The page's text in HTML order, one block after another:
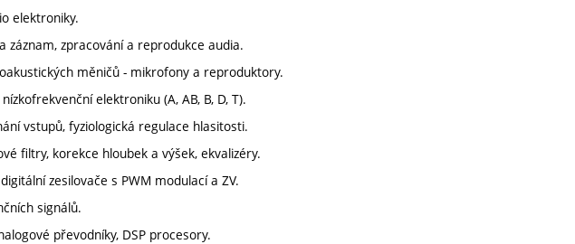
elektroniky.
záznam, zpracování a reprodukce audia.
měničů - mikrofony a reproduktory.
elektroniku (A, AB, B, D, T).
vstupů, fyziologická regulace hlasitosti.
filtry, korekce hloubek a výšek, ekvalizéry.
zesilovače s PWM modulací a ZV.
signálů.
převodníky, DSP procesory.